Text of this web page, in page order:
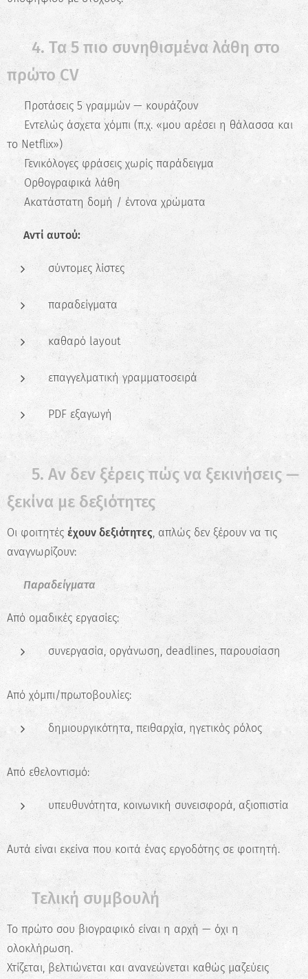
Ανακάλυψε τις πραγματικές σου
δυνατότητες και σχεδίασε την ιδανική
καριέρα.
Ξεκίνα τώρα
✅ 4. Τα 5 πιο συνηθισμένα λάθη στο
πρώτο CV
❌ Προτάσεις 5 γραμμών — κουράζουν
❌ Εντελώς άσχετα χόμπι (π.χ. «μου αρέσει η θάλασσα και
το Netflix»)
❌ Γενικόλογες φράσεις χωρίς παράδειγμα
❌ Ορθογραφικά λάθη
❌ Ακατάστατη δομή / έντονα χρώματα
✅ Αντί αυτού:
σύντομες λίστες
παραδείγματα
καθαρό layout
επαγγελματική γραμματοσειρά
PDF εξαγωγή
✅ 5. Αν δεν ξέρεις πώς να ξεκινήσεις —
ξεκίνα με δεξιότητες
Οι φοιτητές έχουν δεξιότητες , απλώς δεν ξέρουν να τις
αναγνωρίζουν:
📌 Παραδείγματα
Από ομαδικές εργασίες:
συνεργασία, οργάνωση, deadlines, παρουσίαση
Από χόμπι/πρωτοβουλίες:
δημιουργικότητα, πειθαρχία, ηγετικός ρόλος
Από εθελοντισμό:
υπευθυνότητα, κοινωνική συνεισφορά, αξιοπιστία
Αυτά είναι εκείνα που κοιτά ένας εργοδότης σε φοιτητή.
✅ Τελική συμβουλή
Το πρώτο σου βιογραφικό είναι η αρχή — όχι η
ολοκλήρωση.
Χτίζεται, βελτιώνεται και ανανεώνεται καθώς μαζεύεις